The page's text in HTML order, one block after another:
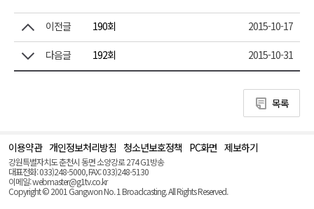
이전글 190회 2015-10-17
다음글 192회 2015-10-31
목록
이용약관 개인정보처리방침 청소년보호정책 PC화면 제보하기
강원특별자치도 춘천시 동면 소양강로 274 G1방송
대표전화: 033)248-5000, FAX: 033)248-5130
이메일: webmaster@g1tv.co.kr
Copyright © 2001 Gangwon No. 1 Broadcasting. All Rights Reserved.